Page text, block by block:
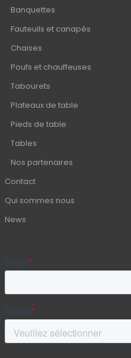
Banquettes
Fauteuils et canapés
Chaises
Poufs et chauffeuses
Tabourets
Plateaux de table
Pieds de table
Tables
Nos partenaires
Contact
Qui sommes nous
News